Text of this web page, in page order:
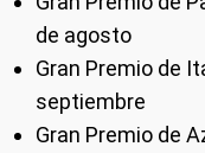
de agosto
Gran Premio de
septiembre
Gran Premio de